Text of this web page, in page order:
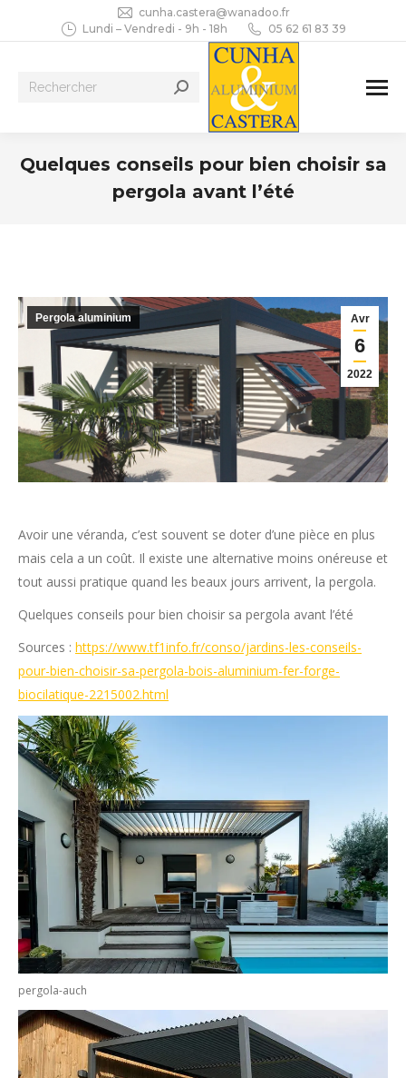
cunha.castera@wanadoo.fr
Lundi – Vendredi - 9h - 18h
05 62 61 83 39
Recherche
Quelques conseils pour bien choisir sa
pergola avant l’été
Avr
6
2022
Pergola aluminium
Avoir une véranda, c’est souvent se doter d’une pièce en plus
mais cela a un coût. Il existe une alternative moins onéreuse et
tout aussi pratique quand les beaux jours arrivent, la pergola.
Quelques conseils pour bien choisir sa pergola avant l’été
Sources : https://www.tf1info.fr/conso/jardins-les-conseils-
pour-bien-choisir-sa-pergola-bois-aluminium-fer-forge-
biocilatique-2215002.html
pergola-auch